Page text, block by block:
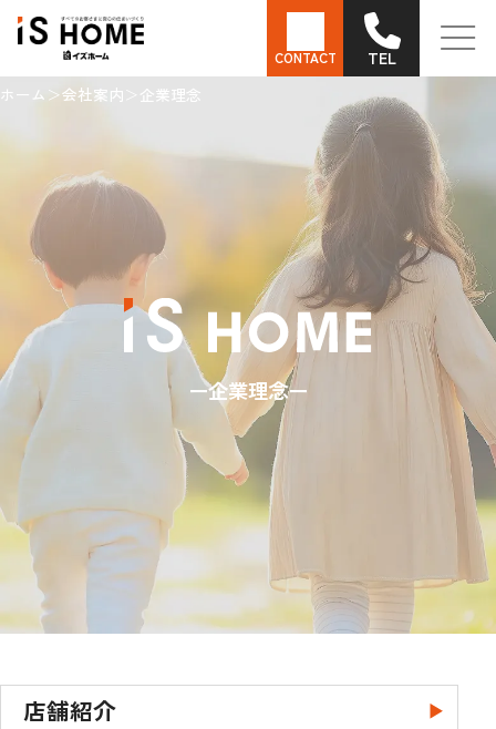
CONTACT
TEL
ホーム
会社案内 企業理念
企業理念
店舗紹介